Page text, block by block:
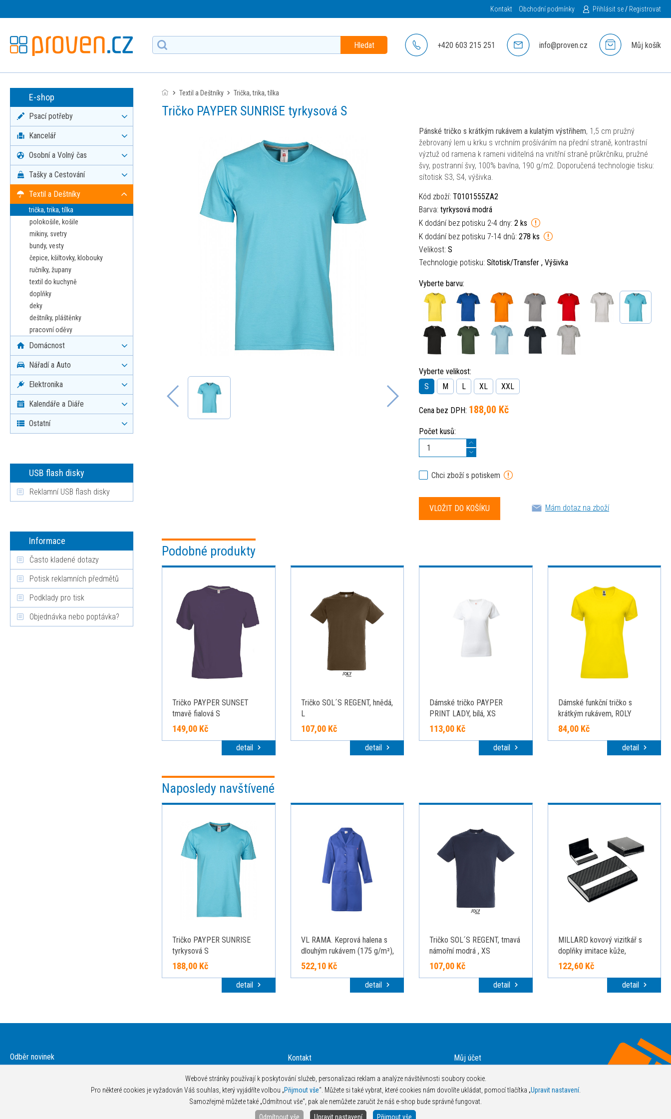
Kontakt Obchodní podmínky Přihlásit se/ Registrovat
Hledat +420 603 215 251 info@proven.cz Můj košík
E-shop
Psací potřeby
Kancelář
Osobní a Volný čas
Tašky a Cestování
Textil a Deštníky
trička, trika, tílka
polokošile, košile
mikiny, svetry
bundy, vesty
čepice, kšiltovky, klobouky
ručníky, župany
textil do kuchyně
doplňky
deky
deštníky, pláštěnky
pracovní oděvy
Domácnost
Nářadí a Auto
Elektronika
Kalendáře a Diáře
Ostatní
USB flash disky
Reklamní USB flash disky
Informace
Často kladené dotazy
Potisk reklamních předmětů
Podklady pro tisk
Objednávka nebo poptávka?
Textil a Deštníky trička, trika, tílka
Tričko PAYPER SUNRISE tyrkysová S
Pánské tričko s krátkým rukávem a kulatým výstřihem, 1,5 cm pružný
žebrovaný lem u krku s vrchním prošíváním na přední straně, kontrastní
výztuž od ramena k rameni viditelná na vnitřní straně průkrčníku, pružné
švy, postranní švy, 100% bavlna, 190 g/m2. Doporučená technologie tisku:
sítotisk S3, S4, výšivka.
Kód zboží: T0101555ZA2
Barva: tyrkysová modrá
K dodání bez potisku 2-4 dny: 2 ks
K dodání bez potisku 7-14 dnů: 278 ks
Velikost: S
Technologie potisku: Sítotisk/Transfer , Výšivka
Vyberte barvu:
Vyberte velikost:
S
M L XL XXL
Cena bez DPH: 188,00 Kč
Počet kusů:
Chci zboží s potiskem
Mám dotaz na zboží
Podobné produkty
Tričko PAYPER SUNSET
tmavě fialová S
149,00 Kč
detail
Tričko SOL´S REGENT, hnědá,
L
107,00 Kč
detail
Dámské tričko PAYPER
PRINT LADY, bílá, XS
113,00 Kč
detail
Dámské funkční tričko s
krátkým rukávem, ROLY
BAHRAIN, žlutá, vel. S
84,00 Kč
detail
Naposledy navštívené
Tričko PAYPER SUNRISE
tyrkysová S
188,00 Kč
detail
VL RAMA. Keprová halena s
dlouhým rukávem (175 g/m²),
z bavlněného kepru (35 %) a
polyesteru (65 %), královská
522,10 Kč
detail
Tričko SOL´S REGENT, tmavá
námořní modrá , XS
107,00 Kč
detail
MILLARD kovový vizitkář s
doplňky imitace kůže,
SANTINI, Černá
122,60 Kč
detail
Webové stránky používají k poskytování služeb, personalizaci reklam a analýze návštěvnosti soubory cookie.
Pro některé cookies je vyžadován Váš souhlas, který vyjádříte volbou „Přijmout vše“. Můžete si také vybrat, které cookies nám dovolíte ukládat, pomocí tlačítka „Upravit nastavení.
Samozřejmě můžete také „Odmítnout vše“, pak ale nemůžete zaručit že náš e-shop bude správně fungovat.
Odmítnout vše
Upravit nastavení Přijmout vše
Odběr novinek
Kontakt
Podklady pro tisk
Jak objednávat
Můj účet
Objednat katalog zdarma
Obchodní podmínky